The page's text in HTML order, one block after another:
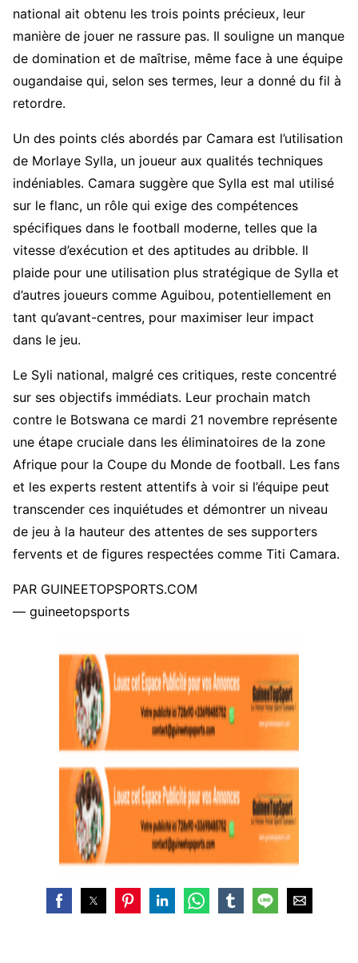
national ait obtenu les trois points précieux, leur
manière de jouer ne rassure pas. Il souligne un manque
de domination et de maîtrise, même face à une équipe
ougandaise qui, selon ses termes, leur a donné du fil à
retordre.
Un des points clés abordés par Camara est l’utilisation
de Morlaye Sylla, un joueur aux qualités techniques
indéniables. Camara suggère que Sylla est mal utilisé
sur le flanc, un rôle qui exige des compétences
spécifiques dans le football moderne, telles que la
vitesse d’exécution et des aptitudes au dribble. Il
plaide pour une utilisation plus stratégique de Sylla et
d’autres joueurs comme Aguibou, potentiellement en
tant qu’avant-centres, pour maximiser leur impact
dans le jeu.
Le Syli national, malgré ces critiques, reste concentré
sur ses objectifs immédiats. Leur prochain match
contre le Botswana ce mardi 21 novembre représente
une étape cruciale dans les éliminatoires de la zone
Afrique pour la Coupe du Monde de football. Les fans
et les experts restent attentifs à voir si l’équipe peut
transcender ces inquiétudes et démontrer un niveau
de jeu à la hauteur des attentes de ses supporters
fervents et de figures respectées comme Titi Camara.
PAR GUINEETOPSPORTS.COM
— guineetopsports